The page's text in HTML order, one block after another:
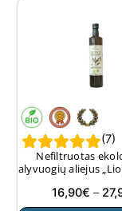
(7)
Nefiltruotas
alyvuogių aliejus
16,90€ –